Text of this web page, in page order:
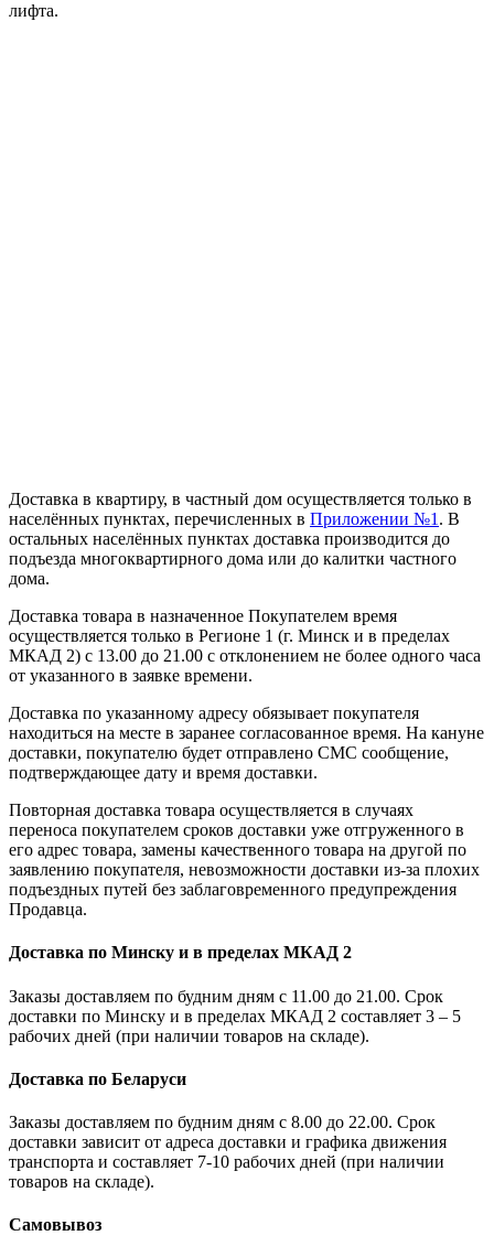
лифта.
Доставка в квартиру, в частный дом осуществляется только в
населённых пунктах, перечисленных в Приложении №1 . В
остальных населённых пунктах доставка производится до
подъезда многоквартирного дома или до калитки частного
дома.
Доставка товара в назначенное Покупателем время
осуществляется только в Регионе 1 (г. Минск и в пределах
МКАД 2) с 13.00 до 21.00 с отклонением не более одного часа
от указанного в заявке времени.
Доставка по указанному адресу обязывает покупателя
находиться на месте в заранее согласованное время. На кануне
доставки, покупателю будет отправлено СМС сообщение,
подтверждающее дату и время доставки.
Повторная доставка товара осуществляется в случаях
переноса покупателем сроков доставки уже отгруженного в
его адрес товара, замены качественного товара на другой по
заявлению покупателя, невозможности доставки из-за плохих
подъездных путей без заблаговременного предупреждения
Продавца.
Доставка по Минску и в пределах МКАД 2
Заказы доставляем по будним дням с 11.00 до 21.00. Срок
доставки по Минску и в пределах МКАД 2 составляет 3 – 5
рабочих дней (при наличии товаров на складе).
Доставка по Беларуси
Заказы доставляем по будним дням с 8.00 до 22.00. Срок
доставки зависит от адреса доставки и графика движения
транспорта и составляет 7-10 рабочих дней (при наличии
товаров на складе).
Самовывоз